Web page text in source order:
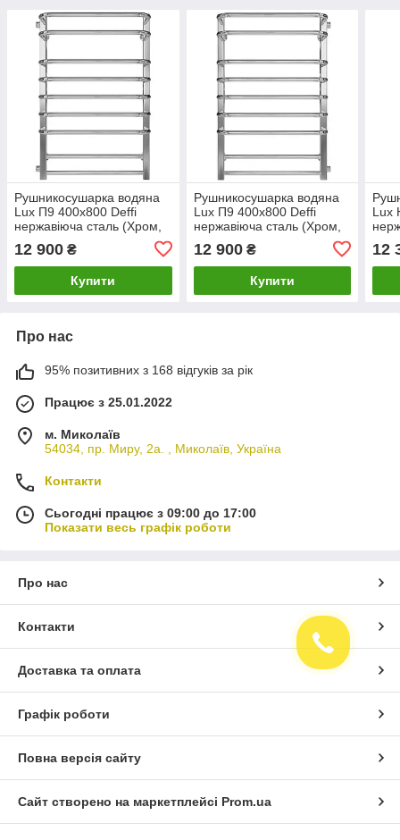
Рушникосушарка водяна
Lux П9 400х800 Deffi
нержавіюча сталь (Хром,
Бокове ліве підключення)
12 900 ₴
Купити
Рушникосушарка водяна
Lux П9 400х800 Deffi
нержавіюча сталь (Хром,
підключення)
12 900₴
Купити
Lux
12
Про нас
95% позитивних з 168 відгуків за рік
Працює з 25.01.2022
м. Миколаїв
54034, пр. Миру, 2а. , Миколаїв, Україна
Контакти
Сьогодні працює з 09:00 до 17:00
Показати весь графік роботи
Про нас
Контакти
Доставка та оплата
Графік роботи
Повна версія сайту
Сайт створено на маркетплейсі Prom.ua